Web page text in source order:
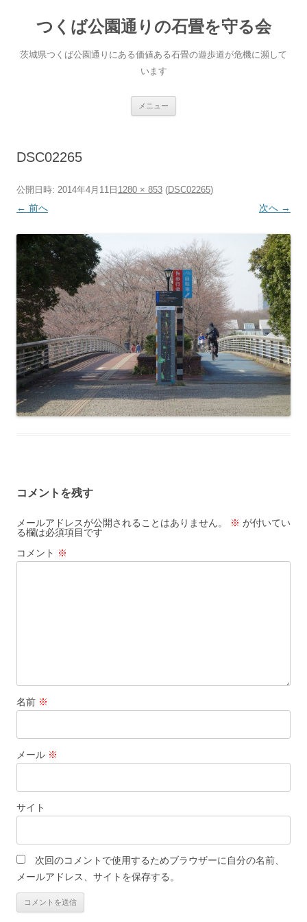
へ
ス
つくば公園通りの石畳を守る会
茨城県つくば公園通りにある価値ある石畳の遊歩道が危機に瀕して
います
メニュー
DSC02265
公開日時: 2014年4月11日 1280 × 853 (DSC02265)
← 前へ 次へ →
コメントを残す
メールアドレスが公開されることはありません。 ※ が付いてい
る欄は必須項目です
コメント ※
名前 ※
メール ※
サイト
次回のコメントで使用するためブラウザーに自分の名前、
メールアドレス、サイトを保存する。